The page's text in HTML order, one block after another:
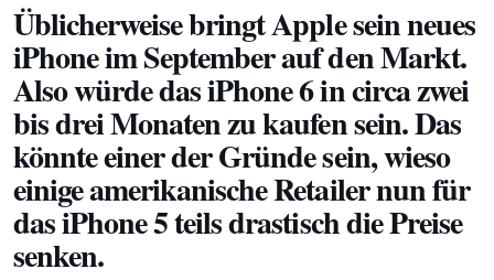
Üblicherweise bringt Apple sein neues
iPhone im September auf den Markt.
Also würde das iPhone 6 in circa zwei
bis drei Monaten zu kaufen sein. Das
könnte einer der Gründe sein, wieso
einige amerikanische Retailer nun für
das iPhone 5 teils drastisch die Preise
senken.